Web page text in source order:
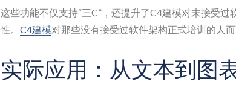
这些功能不仅支持“三C”，还提升了C4建模对未接受过
性。 C4建模对那些没有接受过软件架构正式培训的人而
实际应用：从文本到图